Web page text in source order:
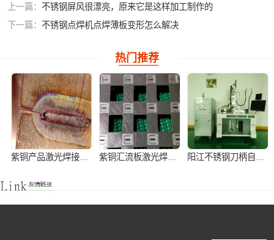
上一篇： 不锈钢屏风很漂亮，原来它是这样加工制作的
下一篇： 不锈钢点焊机点焊薄板变形怎么解决
热门推荐
紫铜产品激光焊接加工 紫铜汇流板激光焊接加工 阳江不锈钢刀柄自动激光焊接机
紫铜产品激光焊